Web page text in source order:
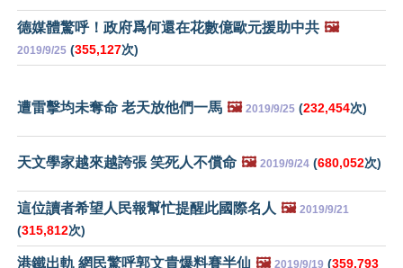
德媒體驚呼！政府爲何還在花數億歐元援助中共 🖼️
2019/9/25 (355,127次)
遭雷擊均未奪命 老天放他們一馬 🖼️ 2019/9/25 (232,454次)
天文學家越來越誇張 笑死人不償命 🖼️ 2019/9/24 (680,052次)
這位讀者希望人民報幫忙提醒此國際名人 🖼️ 2019/9/21
(315,812次)
港鐵出軌 網民驚呼郭文貴爆料賽半仙 🖼️ 2019/9/19 (359,793